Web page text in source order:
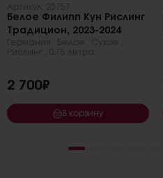
Белое Филипп Кун Рислинг
Традицион, 2023-2024
2 700₽
В корзину